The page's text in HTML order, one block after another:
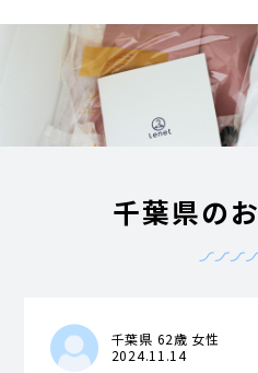
千葉県の
千葉県 62歳 女性
2024.11.14